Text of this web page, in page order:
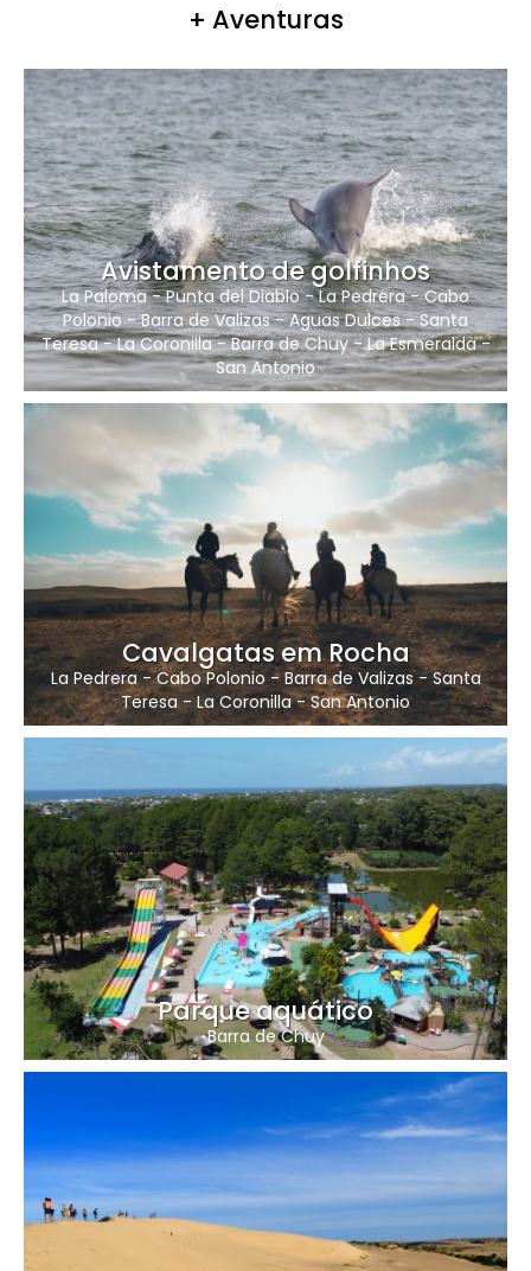
+ Aventuras
Avistamento de golfinhos
La Paloma-Punta del Diablo-La Pedrera-Cabo
Polonio-Barra de Valizas-Aguas Dulces-Santa
Teresa-La Coronilla-Barra de Chuy-La Esmeralda-
San Antonio
Cavalgatas em Rocha
La Pedrera-Cabo Polonio-Barra de Valizas-Santa
Teresa- La Coronilla-San Antonio
Parque aquático
Barra de Chuy